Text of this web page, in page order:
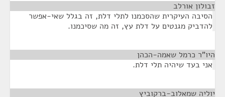
זבולון אורלב
הסיבה העיקרית שהסכמנו לתלי דלת, זה בגלל שאי-אפשר
להדביק מגנטים על דלת עץ, זה מה שסיכמנו.
היו"ר כרמל שאמה-הכהן
אני בעד שיהיה תלי דלת.
יוליה שמאלוב-ברקוביץ